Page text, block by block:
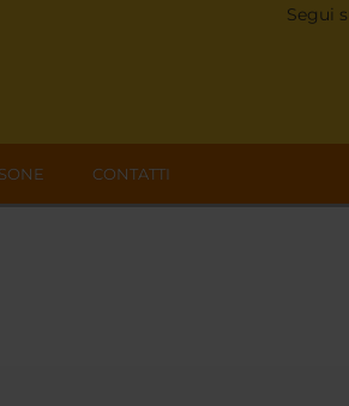
Segui
CONTATTI